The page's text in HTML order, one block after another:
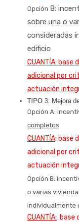
Opción B:
sobre una o
consideradas
edificio
CUANTÍA: base
adicional por
actuación
TIPO 3: Mejora
Opción A:
completos
CUANTÍA: base
adicional por
actuación
Opción B:
o varias
individualmente
CUANTÍA: base